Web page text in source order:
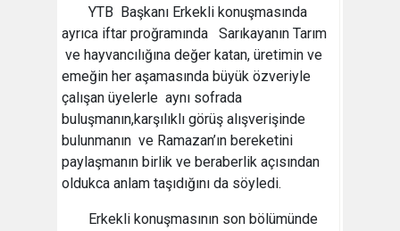
YTB Başkanı Erkekli konuşmasında
ayrıca iftar proğramında Sarıkayanın Tarım
ve hayvancılığına değer katan, üretimin ve
emeğin her aşamasında büyük özveriyle
çalışan üyelerle aynı sofrada
buluşmanın,karşılıklı görüş alışverişinde
bulunmanın ve Ramazan’ın bereketini
paylaşmanın birlik ve beraberlik açısından
oldukca anlam taşıdığını da söyledi.
Erkekli konuşmasının son bölümünde